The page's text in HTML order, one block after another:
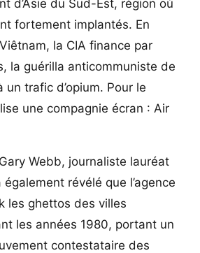
d’Asie du Sud-Est, région où
fortement implantés. En
la CIA finance par
la guérilla anticommuniste de
un trafic d’opium. Pour le
une compagnie écran : Air
Webb, journaliste lauréat
révélé que l’agence
les ghettos des villes
les années 1980, portant un
contestataire des